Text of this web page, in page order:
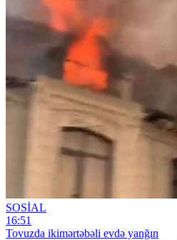
SOSİAL
16:51
Tovuzda ikimərtəbəli evdə yanğın